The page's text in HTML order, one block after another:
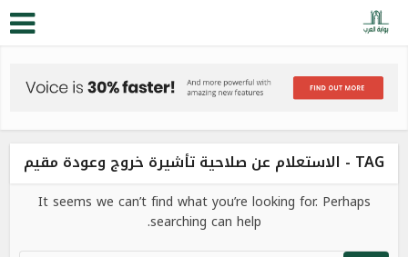
TAG - الاستعلام عن صلاحية تأشيرة خروج وعودة مقيم
It seems we can’t find what you’re looking for. Perhaps
searching can help.